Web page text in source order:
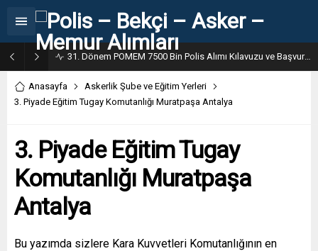
31. Dönem POMEM 7500 Bin Polis Alımı Kılavuzu ve Başvuru Ekranı
Anasayfa
Askerlik Şube ve Eğitim Yerleri
3. Piyade Eğitim Tugay Komutanlığı Muratpaşa Antalya
3. Piyade Eğitim Tugay
Komutanlığı Muratpaşa
Antalya
Bu yazımda sizlere Kara Kuvvetleri Komutanlığının en